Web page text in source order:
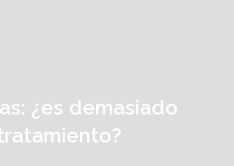
¿es demasiado